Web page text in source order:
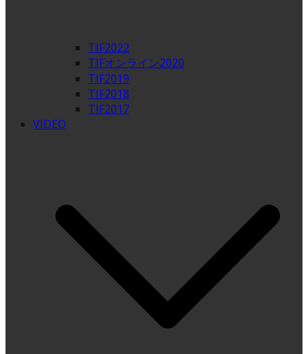
TIF2022
TIFオンライン2020
TIF2019
TIF2018
TIF2017
VIDEO